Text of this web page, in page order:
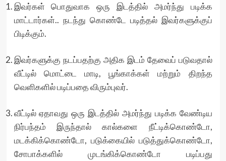
இவர்கள் பொதுவாக ஒரு இடத்தில் அமர்ந்து படிக்க
மாட்டார்கள்.. நடந்து கொண்டே படித்தல் இவர்களுக்குப்
பிடிக்கும்.
இவர்களுக்கு நடப்பதற்கு அதிக இடம் தேவைப் படுவதால்
வீட்டில் மொட்டை மாடி, பூங்காக்கள் மற்றும் திறந்த
வெளிகளில் படிப்பதை விரும்புவர்.
வீட்டில் ஏதாவது ஒரு இடத்தில் அமர்ந்து படிக்க வேண்டிய
நிர்பந்தம் இருந்தால் கால்களை நீட்டிக்கொண்டோ,
மடக்கிக்கொண்டோ, படுக்கையில் படுத்துக்கொண்டோ,
சோபாக்களில் முடங்கிக்கொண்டோ படிப்பது